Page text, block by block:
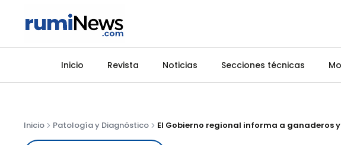
Inicio Revista Noticias Secciones técnicas
Inicio Patología y Diagnóstico